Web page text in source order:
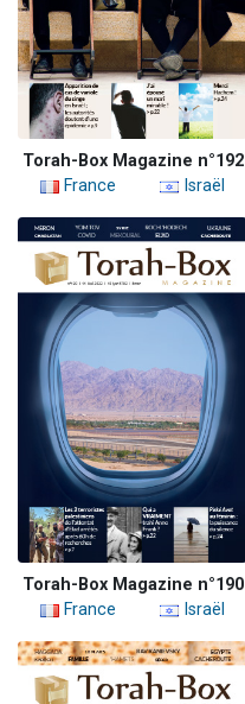
Torah-Box Magazine n°192
France
Israël
Torah-Box Magazine n°190
France
Israël